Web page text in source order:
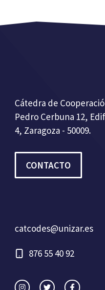
Cátedra de
Pedro Cerbuna 12,
4, Zaragoza - 50009.
CONTACTO
catcodes@unizar.es
876 55 40 92